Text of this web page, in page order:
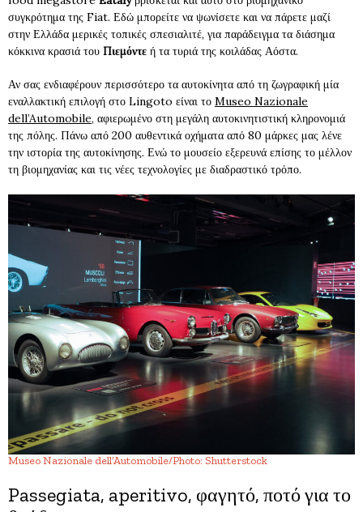
συγκρότημα της Fiat. Εδώ μπορείτε να ψωνίσετε και να πάρετε μαζί
στην Ελλάδα μερικές τοπικές σπεσιαλιτέ, για παράδειγμα τα διάσημα
κόκκινα κρασιά του Πιεμόντε ή τα τυριά της κοιλάδας Αόστα.
Αν σας ενδιαφέρουν περισσότερο τα αυτοκίνητα από τη ζωγραφική μία
εναλλακτική επιλογή στο Lingoto είναι το Museo Nazionale
dell’Automobile, αφιερωμένο στη μεγάλη αυτοκινητιστική κληρονομιά
της πόλης. Πάνω από 200 αυθεντικά οχήματα από 80 μάρκες μας λένε
την ιστορία της αυτοκίνησης. Ενώ το μουσείο εξερευνά επίσης το μέλλον
τη βιομηχανίας και τις νέες τεχνολογίες με διαδραστικό τρόπο.
Museo Nazionale dell’Automobile/Photo: Shutterstock
Passegiata, aperitivo, φαγητό, ποτό για το